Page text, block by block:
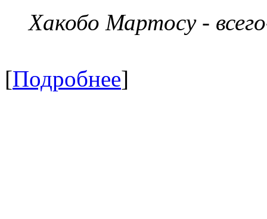
Хакобо Мартосу -
[Подробнее]